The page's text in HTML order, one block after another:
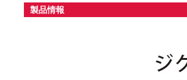
製品情報